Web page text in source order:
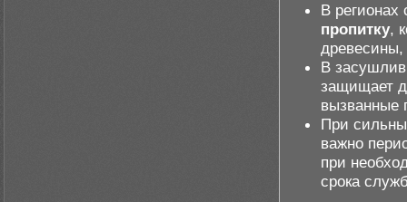
В регионах
пропитку,
В
защищает
вызванные
При
важно
при
срока